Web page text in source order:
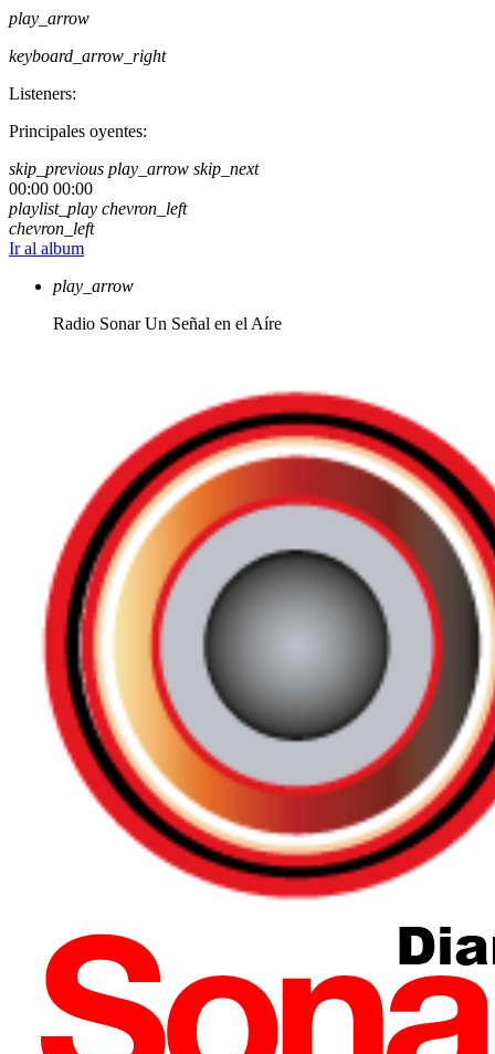
play_arrow
keyboard_arrow_right
Listeners:
Principales oyentes:
skip_previous play_arrow skip_next
00:00 00:00
playlist_play chevron_left
chevron_left
Ir al album
play_arrow
Radio Sonar Un Señal en el Aíre